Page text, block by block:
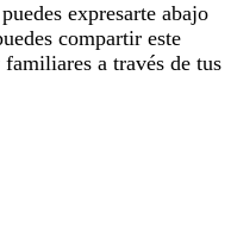
expresarte abajo
compartir este
a través de tus